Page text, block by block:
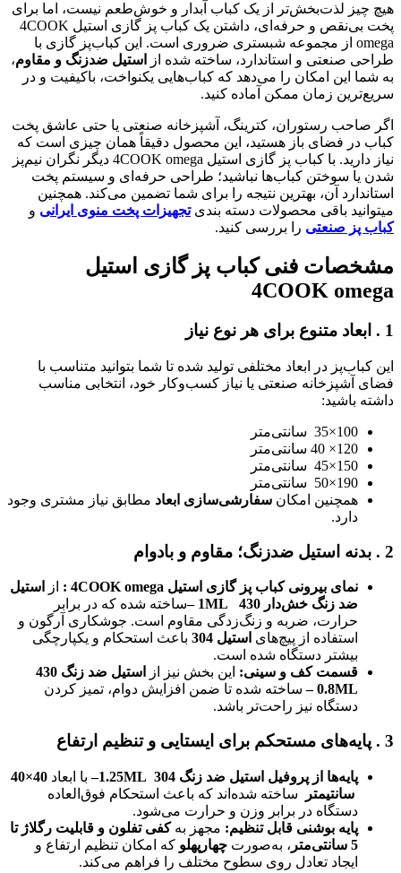
هیچ چیز لذت‌بخش‌تر از یک کباب آبدار و خوش‌طعم نیست، اما برای
پخت بی‌نقص و حرفه‌ای، داشتن یک کباب پز گازی استیل 4COOK
omega از مجموعه شبستری ضروری است. این کباب‌پز گازی با
طراحی صنعتی و استاندارد، ساخته شده از
استیل ضدزنگ و مقاوم،
به شما این امکان را می‌دهد که کباب‌هایی یکنواخت، باکیفیت و در
سریع‌ترین زمان ممکن آماده کنید.
اگر صاحب رستوران، کترینگ، آشپزخانه صنعتی یا حتی عاشق پخت
کباب در فضای باز هستید، این محصول دقیقاً همان چیزی است که
نیاز دارید. با کباب پز گازی استیل 4COOK omega دیگر نگران نیم‌پز
شدن یا سوختن کباب‌ها نباشید؛ طراحی حرفه‌ای و سیستم پخت
استاندارد آن، بهترین نتیجه را برای شما تضمین می‌کند. همچنین
میتوانید باقی محصولات دسته بندیتجهیزات پخت منوی ایرانی و
کباب پز صنعتی را بررسی کنید.
مشخصات فنی کباب پز گازی استیل
4COOK omega
1
. ابعاد متنوع برای هر نوع نیاز
این کباب‌پز در ابعاد مختلفی تولید شده تا شما بتوانید متناسب با
فضای آشپزخانه صنعتی یا نیاز کسب‌وکار خود، انتخابی مناسب
داشته باشید:
100×35 سانتی‌متر
120× 40 سانتی‌متر
150×45 سانتی‌متر
190×50 سانتی‌متر
همچنین امکان سفارشی‌سازی ابعاد مطابق نیاز مشتری وجود
دارد.
2
. بدنه استیل ضدزنگ؛ مقاوم و بادوام
نمای بیرونی کباب پز گازی استیل 4COOK omega : از
استیل
ضد زنگ خش‌دار 430
–ساخته شده که در برابر
حرارت، ضربه و زنگ‌زدگی مقاوم است. جوشکاری آرگون و
استفاده از پیچ‌های استیل 304
باعث استحکام و یکپارچگی
بیشتر دستگاه شده است.
قسمت کف و سینی: این بخش نیز از
استیل ضد زنگ 430
0.8ML –
ساخته شده تا ضمن افزایش دوام، تمیز کردن
دستگاه نیز راحت‌تر باشد.
3
. پایه‌های مستحکم برای ایستایی و تنظیم ارتفاع
پایه‌ها از پروفیل استیل ضد زنگ 304 با ابعاد 40×40
سانتیمتر
ساخته شده‌اند که باعث استحکام فوق‌العاده
دستگاه در برابر وزن و حرارت می‌شود.
پایه بوشنی قابل تنظیم: مجهز بهکفی تفلون و قابلیت رگلاژ تا
5 سانتی‌متر
، به‌صورت چهارپهلو که امکان تنظیم ارتفاع و
ایجاد تعادل روی سطوح مختلف را فراهم می‌کند.